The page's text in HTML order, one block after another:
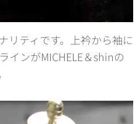
リティです。上衿から袖に
インがMICHELE＆shinの